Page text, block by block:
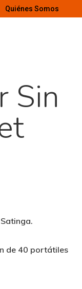
Quiénes Somos
Sin
de 40 portátiles